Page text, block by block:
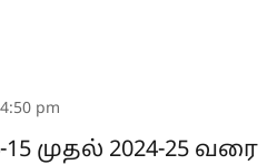
pm
முதல் 2024-25 வரை